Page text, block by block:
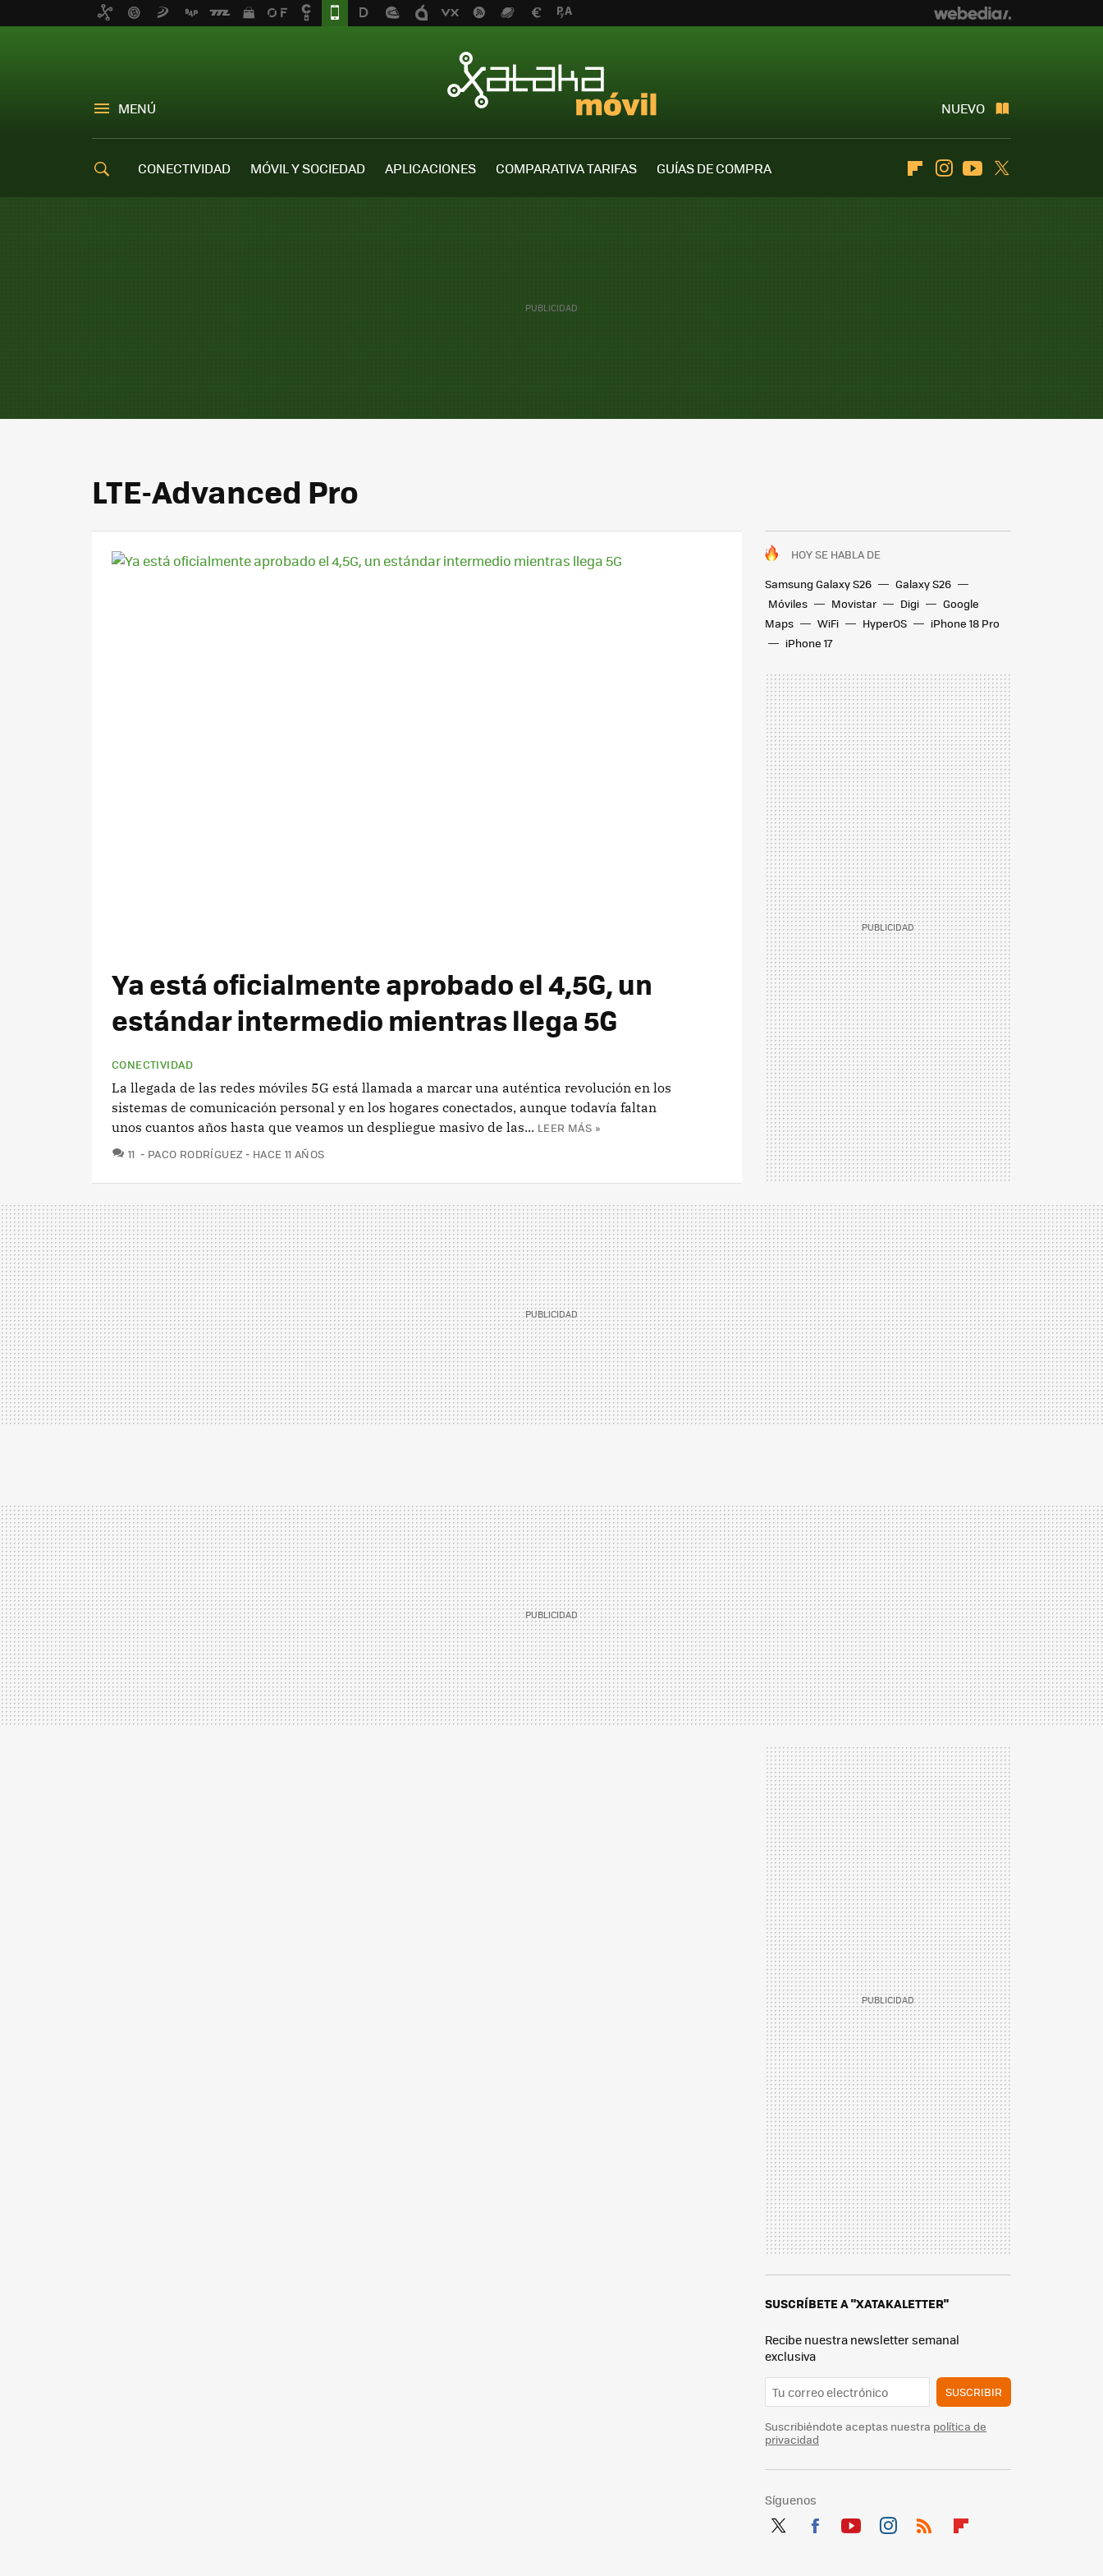
MENÚ NUEVO
CONECTIVIDAD MÓVIL Y SOCIEDAD APLICACIONES COMPARATIVA TARIFAS
GUÍAS DE COMPRA
FlipboardInstagramYoutube
LTE-Advanced Pro
HOY SE HABLA DE
Samsung Galaxy S26
Galaxy S26
Móviles
Movistar Digi
Google
Maps
WiFi HyperOS
iPhone 18 Pro
iPhone 17
Ya está oficialmente aprobado el 4,5G, un
estándar intermedio mientras llega 5G
CONECTIVIDAD
La llegada de las redes móviles 5G está llamada a marcar una auténtica revolución en los
sistemas de comunicación personal y en los hogares conectados, aunque todavía faltan
unos cuantos años hasta que veamos un despliegue masivo de las... LEER MÁS »
11 COMENTARIOS
PACO RODRÍGUEZ HACE 11 AÑOS
SUSCRÍBETE A "XATAKALETTER"
Recibe nuestra newsletter semanal
exclusiva
SUSCRIBIR
Suscribiéndote aceptas nuestra política de
privacidad
Síguenos